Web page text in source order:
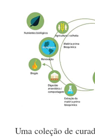
Uma coleção de